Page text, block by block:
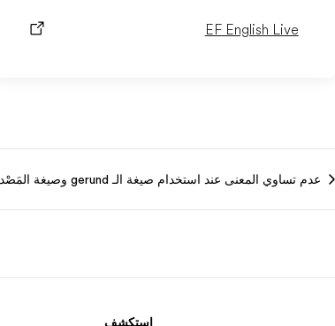
EF English Live
عدم تساوي المعنى عند استخدام صيغة الـ gerund وصيغة المَصْدر
استكشف